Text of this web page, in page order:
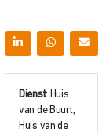
Dienst: Huis
van de Buurt,
Huis van de